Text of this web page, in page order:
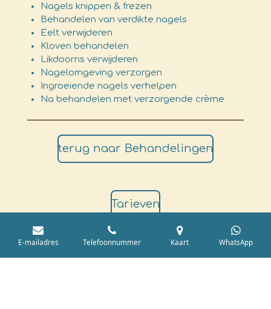
Nagels knippen & frezen
Behandelen van verdikte nagels
Eelt verwijderen
Kloven behandelen
Likdoorns verwijderen
Nagelomgeving verzorgen
Ingroeiende nagels verhelpen
Na behandelen met verzorgende crème
terug naar Behandelingen
Tarieven
E-mailadres Telefoonnummer Kaart WhatsApp